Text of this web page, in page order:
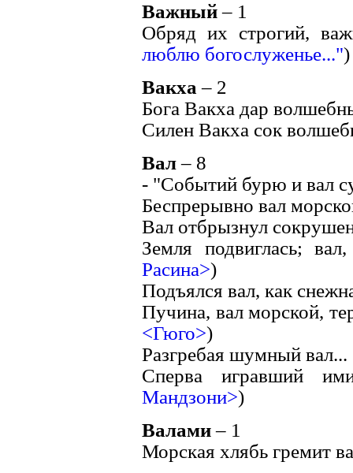
Важный– 1
Обряд их строгий,
люблю богослуженье...")
Вакха – 2
Бога Вакха дар
Силен Вакха сок
Вал– 8
- "Событий бурю и вал
Беспрерывно вал
Вал отбрызнул
Земля подвиглась;
Расина>)
Подъялся вал, как
Пучина, вал морской,
<Гюго>)
Разгребая шумный вал...
Сперва игравший
Мандзони>)
Валами– 1
Морская хлябь гремит